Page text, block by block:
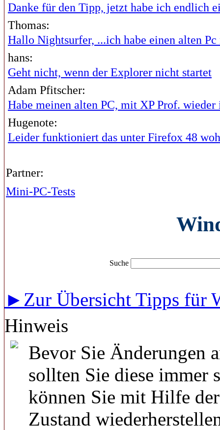
Danke für den Tipp, jetzt habe ich endlich
Thomas:
Hallo Nightsurfer, ...ich habe einen alten Pc
hans:
Geht nicht, wenn der Explorer nicht startet
Adam Pfitscher:
Habe meinen alten PC, mit XP Prof. wieder
Hugenote:
Leider funktioniert das unter Firefox 48
Partner:
Mini-PC-Tests
Suche
►Zur Übersicht Tipps für
Hinweis
Bevor Sie Änderungen
sollten Sie diese immer
können Sie mit Hilfe
Zustand